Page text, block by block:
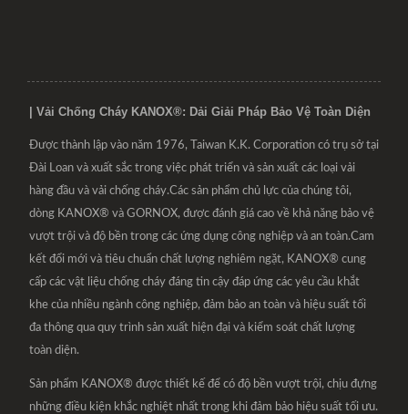
| Vải Chống Cháy KANOX®: Dải Giải Pháp Bảo Vệ Toàn Diện
Được thành lập vào năm 1976, Taiwan K.K. Corporation có trụ sở tại
Đài Loan và xuất sắc trong việc phát triển và sản xuất các loại vải
hàng đầu và vải chống cháy.Các sản phẩm chủ lực của chúng tôi,
dòng KANOX® và GORNOX, được đánh giá cao về khả năng bảo vệ
vượt trội và độ bền trong các ứng dụng công nghiệp và an toàn.Cam
kết đổi mới và tiêu chuẩn chất lượng nghiêm ngặt, KANOX® cung
cấp các vật liệu chống cháy đáng tin cậy đáp ứng các yêu cầu khắt
khe của nhiều ngành công nghiệp, đảm bảo an toàn và hiệu suất tối
đa thông qua quy trình sản xuất hiện đại và kiểm soát chất lượng
toàn diện.
Sản phẩm KANOX® được thiết kế để có độ bền vượt trội, chịu đựng
những điều kiện khắc nghiệt nhất trong khi đảm bảo hiệu suất tối ưu.